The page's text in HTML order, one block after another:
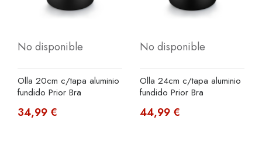
No disponible
Olla 20cm c/tapa aluminio
fundido Prior Bra
34,99 €
No disponible
Olla 24cm c/tapa aluminio
fundido Prior Bra
44,99 €